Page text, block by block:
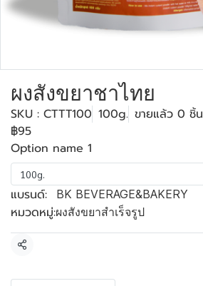
ผงสังขยาชาไทย
SKU : CTTT100 100g. ขายแล้ว 0 ชิ้น
฿95
Option name 1
100g.
แบรนด์: BK BEVERAGE&BAKERY
หมวดหมู่:ผงสังขยาสำเร็จรูป
แชร์